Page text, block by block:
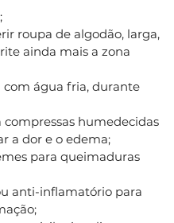
roupa de algodão, larga,
ainda mais a zona
com água fria, durante
humedecidas
a dor e o edema;
para queimaduras
anti-inflamatório para